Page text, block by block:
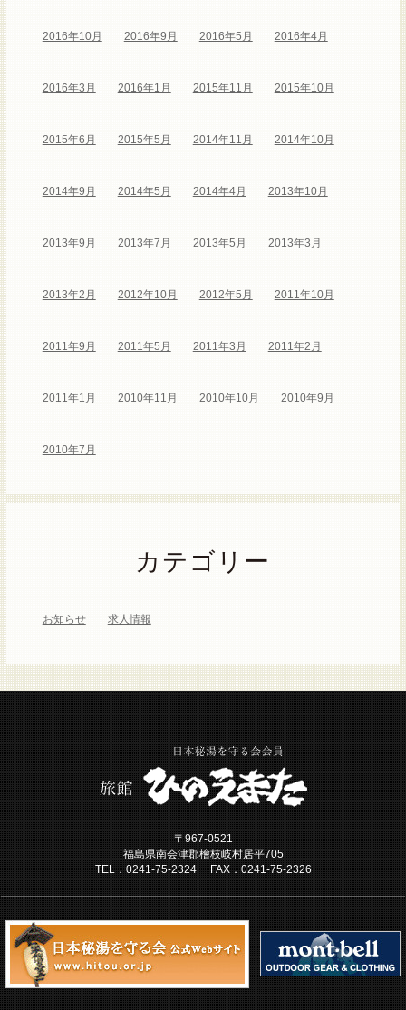
2016年10月 2016年9月 2016年5月 2016年4月
2016年3月 2016年1月 2015年11月 2015年10月
2015年6月 2015年5月 2014年11月 2014年10月
2014年9月 2014年5月 2014年4月 2013年10月
2013年9月 2013年7月 2013年5月 2013年3月
2013年2月 2012年10月 2012年5月 2011年10月
2011年9月 2011年5月 2011年3月 2011年2月
2011年1月 2010年11月 2010年10月 2010年9月
2010年7月
カテゴリー
お知らせ 求人情報
〒967-0521
福島県南会津郡檜枝岐村居平705
TEL．0241-75-2324 FAX．0241-75-2326